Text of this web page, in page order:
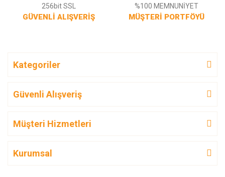
256bit SSL
GÜVENLİ ALIŞVERİŞ
%100 MEMNUNİYET
MÜŞTERİ PORTFÖYÜ
Kategoriler
Güvenli Alışveriş
Müşteri Hizmetleri
Kurumsal